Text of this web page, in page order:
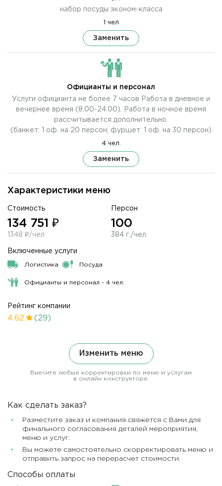
Характеристики меню
Стоимость
134 751 ₽
1348 ₽/чел
Персон
100
384 г./чел.
Включенные услуги
Логистика Посуда
Официанты и персонал - 4 чел.
Рейтинг компании
4.62 (29)
Изменить меню
Внесите любые корректировки по меню и услугам
в онлайн конструкторе.
набор посуды эконом-класса
1 чел
Заменить
Официанты и персонал
Услуги официанта не более 7 часов Работа в дневное и
вечернее время (8.00-24.00). Работа в ночное время
рассчитывается дополнительно.
(банкет: 1 оф. на 20 персон; фуршет: 1 оф. на 30 персон)
4 чел.
Заменить
Как сделать заказ?
Разместите заказ и компания свяжется с Вами для
финального согласования деталей мероприятия,
меню и услуг.
Вы можете самостоятельно скорректировать меню и
отправить запрос на перерасчет стоимости.
Способы оплаты